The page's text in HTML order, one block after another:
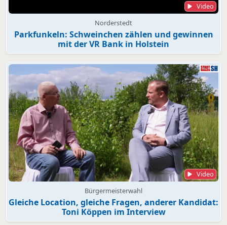
Video
Norderstedt
Parkfunkeln: Schweinchen zählen und gewinnen
mit der VR Bank in Holstein
Video
Bürgermeisterwahl
Gleiche Location, gleiche Fragen, anderer Kandidat:
Toni Köppen im Interview